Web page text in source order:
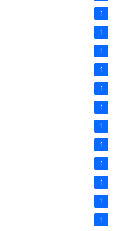
1
1
1
1
1
1
1
1
1
1
1
1